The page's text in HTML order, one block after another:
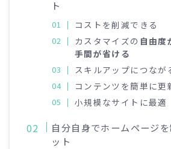
ト
コストを削減できる
カスタマイズの 自由度
手間が省ける
スキルアップにつなが
コンテンツを簡単に更
小規模なサイトに最適
自分自身でホームページ
ット